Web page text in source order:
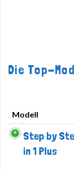
Die Top-
Modell
Modell
Step by
in 1 Plus